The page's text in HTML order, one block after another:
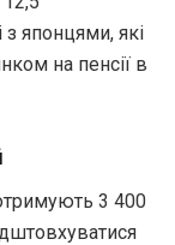
з японцями, які
на пенсії в
3 400